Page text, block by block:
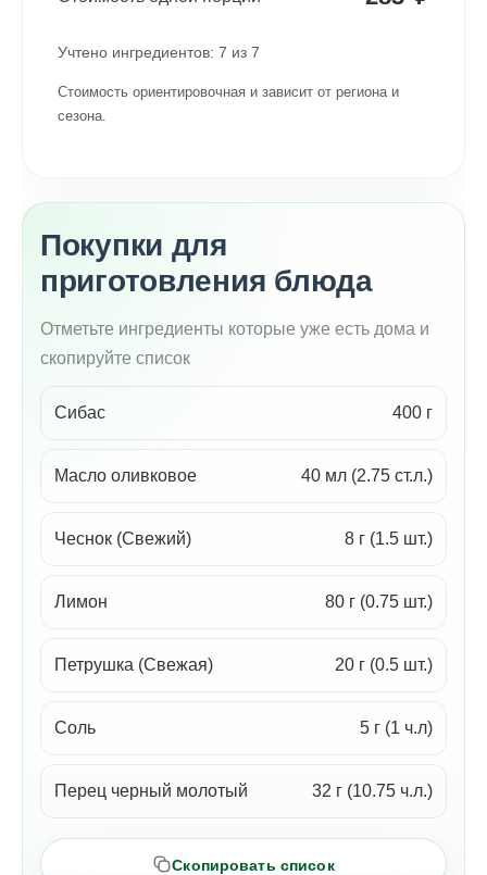
Учтено ингредиентов: 7 из 7
Стоимость ориентировочная и зависит от региона и
сезона.
Покупки для
приготовления блюда
Отметьте ингредиенты которые уже есть дома и
скопируйте список
Сибас 400 г
Масло оливковое 40 мл (2.75 ст.л.)
Чеснок (Свежий) 8 г (1.5 шт.)
Лимон 80 г (0.75 шт.)
Петрушка (Свежая) 20 г (0.5 шт.)
Соль 5 г (1 ч.л)
Перец черный молотый 32 г (10.75 ч.л.)
Скопировать список